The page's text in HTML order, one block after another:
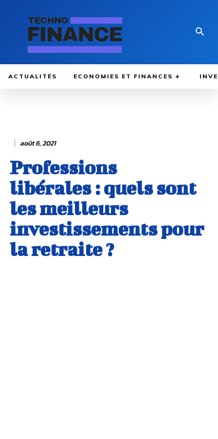
ACTUALITÉS ECONOMIES ET FINANCES
août 6, 2021
Professions
libérales : quels sont
les meilleurs
investissements pour
la retraite ?